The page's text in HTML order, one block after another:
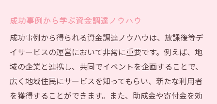
成功事例から学ぶ資金調達ノウハウ
成功事例から得られる資金調達ノウハウは、放課後等デ
イサービスの運営において非常に重要です。例えば、地
域の企業と連携し、共同でイベントを企画することで、
広く地域住民にサービスを知ってもらい、新たな利用者
を獲得することができます。また、助成金や寄付金を効